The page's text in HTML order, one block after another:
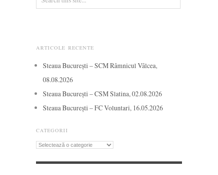
ARTICOLE RECENTE
Steaua București – SCM Râmnicul Vâlcea,
08.08.2026
Steaua București – CSM Slatina, 02.08.2026
Steaua București – FC Voluntari, 16.05.2026
CATEGORII
Categorii